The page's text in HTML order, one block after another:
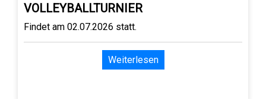
VOLLEYBALLTURNIER
Findet am 02.07.2026 statt.
Weiterlesen